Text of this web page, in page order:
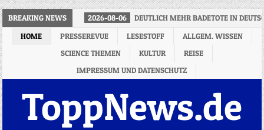
BREAKING NEWS 2026-08-06
DEUTLICH MEHR BADETOTE IN
HOME
PRESSEREVUE LESESTOFF
ALLGEM. WISSEN
SCIENCE THEMEN
KULTUR
REISE
IMPRESSUM UND DATENSCHUTZ
ToppNews.de